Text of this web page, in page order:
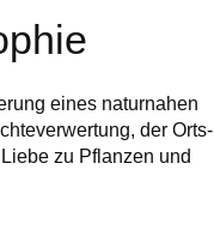
eines naturnahen
der Orts-
zu Pflanzen und